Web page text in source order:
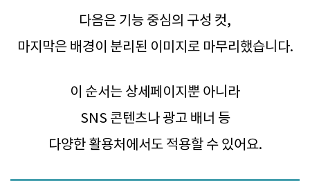
다음은 기능 중심의 구성 컷,
마지막은 배경이 분리된 이미지로 마무리했습니다.
이 순서는 상세페이지뿐 아니라
SNS 콘텐츠나 광고 배너 등
다양한 활용처에서도 적용할 수 있어요.